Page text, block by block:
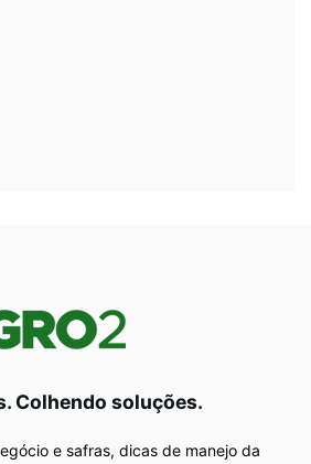
Colhendo soluções.
e safras, dicas de manejo da